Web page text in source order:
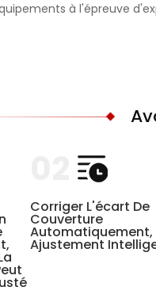
à l'épreuve
Corriger L'écart De
Couverture
Automatiquement,
Ajustement